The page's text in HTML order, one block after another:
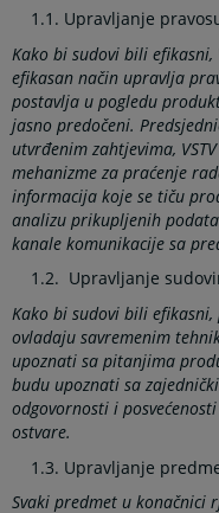
1.1. Upravljanje
Kako bi sudovi bili
efikasan način upravlja
postavlja u pogledu
jasno predočeni.
utvrđenim zahtjevima,
mehanizme za praćenje
informacija koje se tiču
analizu prikupljenih
kanale komunikacije sa
1.2. Upravljanje
Kako bi sudovi bili
ovladaju savremenim
upoznati sa pitanjima
budu upoznati sa
odgovornosti i
ostvare.
1.3. Upravljanje
Svaki predmet u konačnici